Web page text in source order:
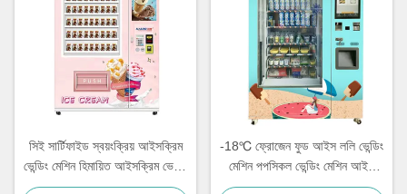
সিই সার্টিফাইড স্বয়ংক্রিয় আইসক্রিম
ভেন্ডিং মেশিন হিমায়িত আইসক্রিম ভেন্ডিং
মেশিন
-18℃ ফ্রোজেন ফুড আইস ললি ভেন্ডিং
মেশিন পপসিকল ভেন্ডিং মেশিন আইস
কোন ভেন্ডিং মেশিন